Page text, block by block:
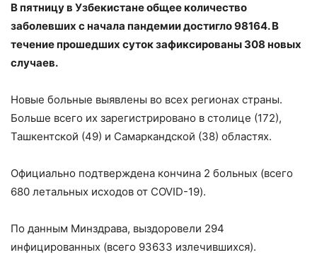
В пятницу в Узбекистане общее количество
заболевших с начала пандемии достигло 98164. В
течение прошедших суток зафиксированы 308 новых
случаев.
Новые больные выявлены во всех регионах страны.
Больше всего их зарегистрировано в столице (172),
Ташкентской (49) и Самаркандской (38) областях.
Официально подтверждена кончина 2 больных (всего
680 летальных исходов от COVID-19).
По данным Минздрава, выздоровели 294
инфицированных (всего 93633 излечившихся).